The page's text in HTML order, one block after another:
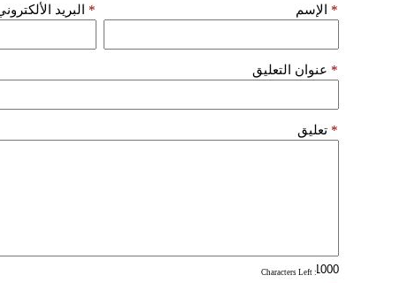
الإسم * البريد *
عنوان التعليق *
تعليق *
: Characters Left